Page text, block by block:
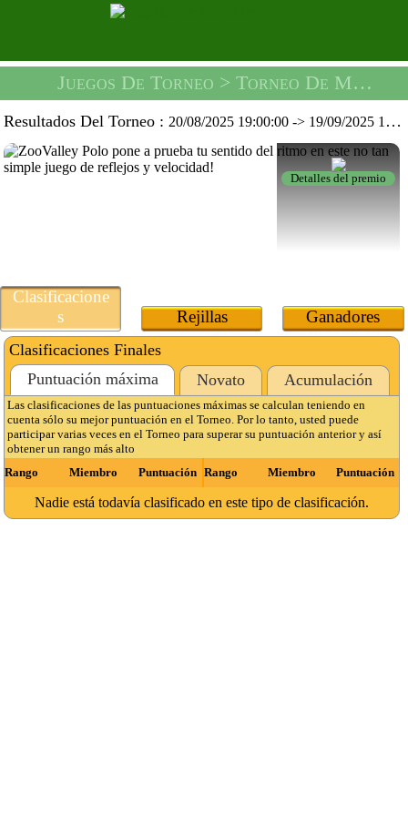
Juegos De Torneo > Torneo De Música De Batalla -
Resultados Del Torneo :20/08/2025 19:00:00 -> 19/09/2025 19:59:59
Detalles del premio
Clasificacione
s
Rejillas Ganadores
Clasificaciones Finales
Puntuación máxima
Novato Acumulación
Las clasificaciones de las puntuaciones máximas se calculan teniendo en
cuenta sólo su mejor puntuación en el Torneo. Por lo tanto, usted puede
participar varias veces en el Torneo para superar su puntuación anterior y así
obtener un rango más alto
Rango
Miembro Puntuación Rango Miembro Puntuación
Nadie está todavía clasificado en este tipo de clasificación.